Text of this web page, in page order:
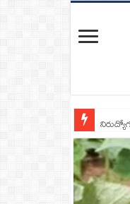
రాంగ్